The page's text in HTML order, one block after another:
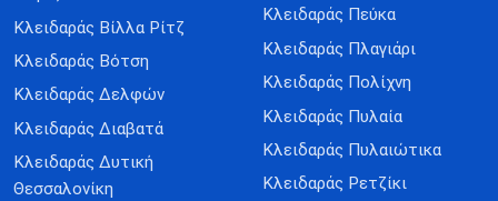
Κλειδαράς Βίλλα Ρίτζ
Κλειδαράς Βότση
Κλειδαράς Δελφών
Κλειδαράς Διαβατά
Κλειδαράς Δυτική
Θεσσαλονίκη
Κλειδαράς Πεύκα
Κλειδαράς Πλαγιάρι
Κλειδαράς Πολίχνη
Κλειδαράς Πυλαία
Κλειδαράς Πυλαιώτικα
Κλειδαράς Ρετζίκι